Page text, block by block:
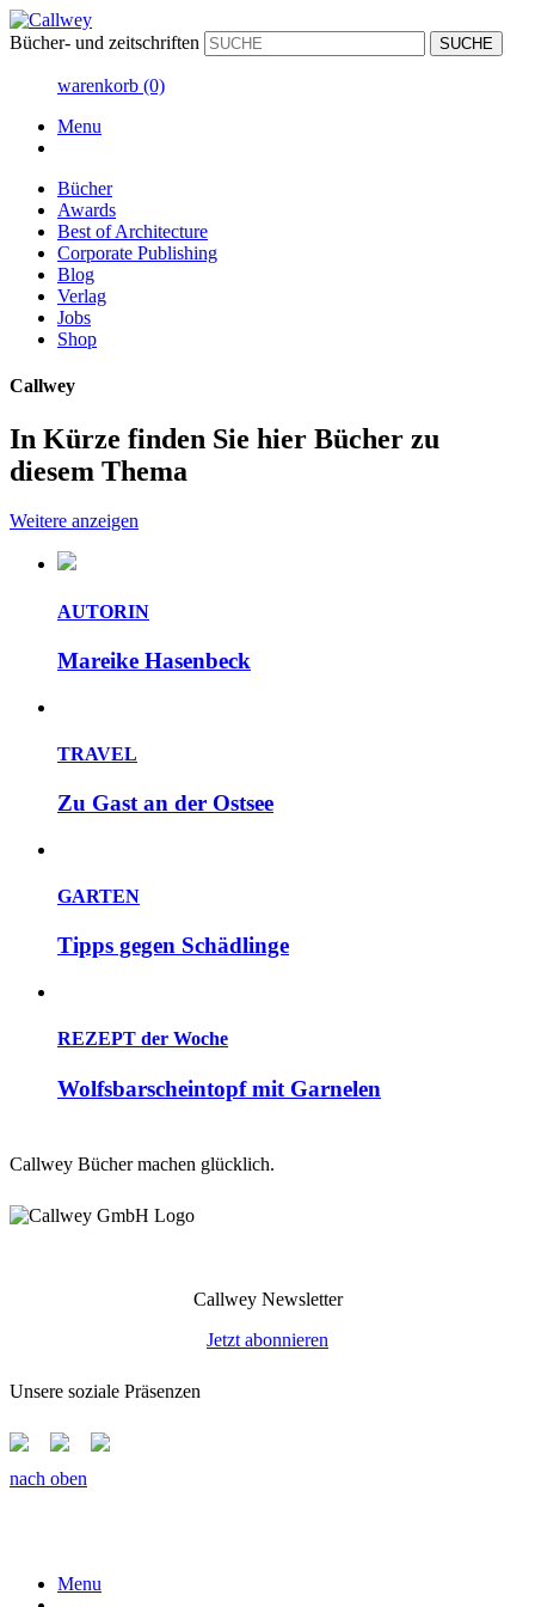
Bücher- und zeitschriften
warenkorb (0)
Menu
Bücher
Awards
Best of Architecture
Corporate Publishing
Blog
Verlag
Jobs
Shop
Callwey
In Kürze finden Sie hier Bücher zu
diesem Thema
Weitere anzeigen
AUTORIN
Mareike Hasenbeck
TRAVEL
Zu Gast an der Ostsee
GARTEN
Tipps gegen Schädlinge
REZEPT der Woche
Wolfsbarscheintopf mit Garnelen
Callwey Bücher machen glücklich.
Callwey Newsletter
Jetzt abonnieren
Unsere soziale Präsenzen
nach oben
Menu